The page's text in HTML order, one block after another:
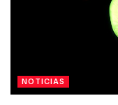
NOTICIAS